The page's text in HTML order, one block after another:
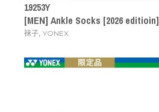
19253Y
[MEN] Ankle Socks [2026 editioin]
袜子, YONEX